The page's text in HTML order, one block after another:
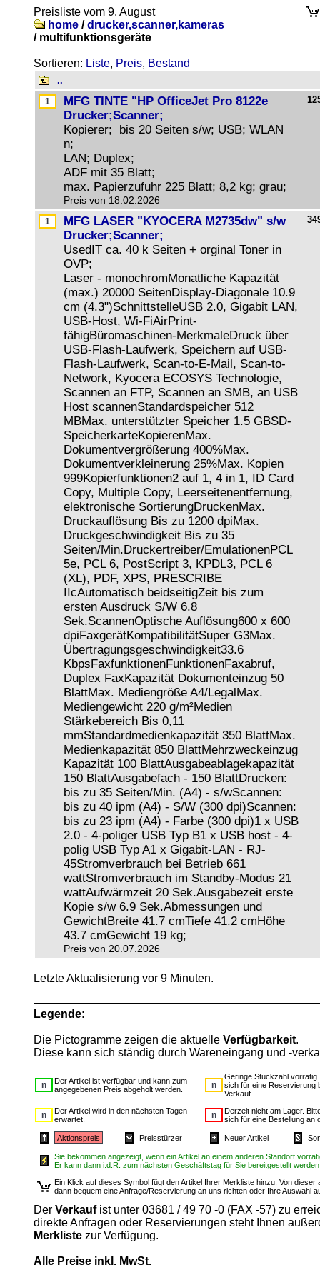
Preisliste vom 9. August
home /drucker,scanner,kameras
/ multifunktionsgeräte
Sortieren: Liste, Preis, Bestand
..
MFG TINTE "HP OfficeJet Pro 8122e
Drucker;Scanner;
Kopierer; bis 20 Seiten s/w; USB; WLAN
n;
LAN; Duplex;
ADF mit 35 Blatt;
max. Papierzufuhr 225 Blatt; 8,2 kg; grau;
Preis von 18.02.2026
MFG LASER "KYOCERA M2735dw" s/w
Drucker;Scanner;
UsedIT ca. 40 k Seiten + orginal Toner in
OVP;
Laser - monochromMonatliche Kapazität
(max.) 20000 SeitenDisplay-Diagonale 10.9
cm (4.3")SchnittstelleUSB 2.0, Gigabit LAN,
USB-Host, Wi-FiAirPrint-
fähigBüromaschinen-MerkmaleDruck über
USB-Flash-Laufwerk, Speichern auf USB-
Flash-Laufwerk, Scan-to-E-Mail, Scan-to-
Network, Kyocera ECOSYS Technologie,
Scannen an FTP, Scannen an SMB, an USB
Host scannenStandardspeicher 512
MBMax. unterstützter Speicher 1.5 GBSD-
SpeicherkarteKopierenMax.
Dokumentvergrößerung 400%Max.
Dokumentverkleinerung 25%Max. Kopien
999Kopierfunktionen2 auf 1, 4 in 1, ID Card
Copy, Multiple Copy, Leerseitenentfernung,
elektronische SortierungDruckenMax.
Druckauflösung Bis zu 1200 dpiMax.
Druckgeschwindigkeit Bis zu 35
Seiten/Min.Druckertreiber/EmulationenPCL
5e, PCL 6, PostScript 3, KPDL3, PCL 6
(XL), PDF, XPS, PRESCRIBE
IIcAutomatisch beidseitigZeit bis zum
ersten Ausdruck S/W 6.8
Sek.ScannenOptische Auflösung600 x 600
dpiFaxgerätKompatibilitätSuper G3Max.
Übertragungsgeschwindigkeit33.6
KbpsFaxfunktionenFunktionenFaxabruf,
Duplex FaxKapazität Dokumenteinzug 50
BlattMax. Mediengröße A4/LegalMax.
Mediengewicht 220 g/m²Medien
Stärkebereich Bis 0,11
mmStandardmedienkapazität 350 BlattMax.
Medienkapazität 850 BlattMehrzweckeinzug
Kapazität 100 BlattAusgabeablagekapazität
150 BlattAusgabefach - 150 BlattDrucken:
bis zu 35 Seiten/Min. (A4) - s/wScannen:
bis zu 40 ipm (A4) - S/W (300 dpi)Scannen:
bis zu 23 ipm (A4) - Farbe (300 dpi)1 x USB
2.0 - 4-poliger USB Typ B1 x USB host - 4-
polig USB Typ A1 x Gigabit-LAN - RJ-
45Stromverbrauch bei Betrieb 661
wattStromverbrauch im Standby-Modus 21
wattAufwärmzeit 20 Sek.Ausgabezeit erste
Kopie s/w 6.9 Sek.Abmessungen und
GewichtBreite 41.7 cmTiefe 41.2 cmHöhe
43.7 cmGewicht 19 kg;
Preis von 20.07.2026
Letzte Aktualisierung vor 9 Minuten.
Legende:
Die Pictogramme zeigen die aktuelle Verfügbarkeit.
Diese kann sich ständig durch Wareneingang und -
Der Artikel ist verfügbar und kann zum
angegebenen Preis abgeholt werden.
Geringe Stückzahl
sich für eine Reservierung
Verkauf.
Der Artikel wird in den nächsten Tagen
erwartet.
Derzeit nicht am Lager.
sich für eine Bestellung an
Aktionspreis Preisstürzer Neuer Artikel
Sie bekommen angezeigt, wenn ein Artikel an einem anderen Standort
Er kann dann i.d.R. zum nächsten Geschäftstag für Sie bereitgestellt
Ein Klick auf dieses Symbol fügt den Artikel Ihrer Merkliste hinzu. Von dieser
dann bequem eine Anfrage/Reservierung an uns richten oder Ihre Auswahl
Der Verkaufist unter 03681 / 49 70 -0 (FAX -57) zu
direkte Anfragen oder Reservierungen steht Ihnen
Merkliste zur Verfügung.
Alle Preise inkl. MwSt.